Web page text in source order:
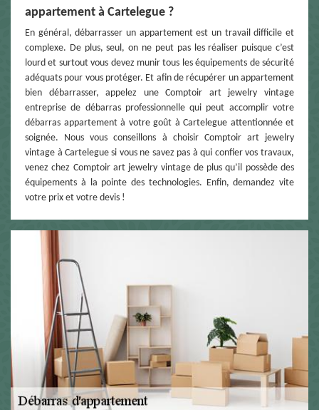
appartement à Cartelegue ?
En général, débarrasser un appartement est un travail difficile et
complexe. De plus, seul, on ne peut pas les réaliser puisque c’est
lourd et surtout vous devez munir tous les équipements de sécurité
adéquats pour vous protéger. Et afin de récupérer un appartement
bien débarrasser, appelez une Comptoir art jewelry vintage
entreprise de débarras professionnelle qui peut accomplir votre
débarras appartement à votre goût à Cartelegue attentionnée et
soignée. Nous vous conseillons à choisir Comptoir art jewelry
vintage à Cartelegue si vous ne savez pas à qui confier vos travaux,
venez chez Comptoir art jewelry vintage de plus qu’il possède des
équipements à la pointe des technologies. Enfin, demandez vite
votre prix et votre devis !